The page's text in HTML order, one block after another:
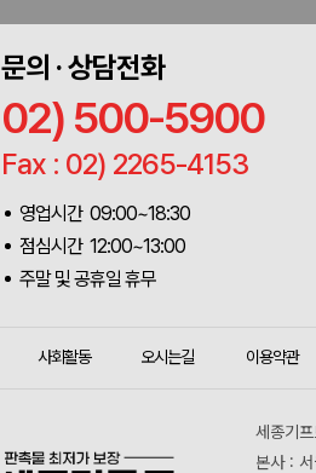
문의 · 상담전화
02) 500-5900
Fax : 02) 2265-4153
영업시간 09:00~18:30
점심시간 12:00~13:00
주말 및 공휴일 휴무
사회활동 오시는길 이용약관
세종기
본사 :